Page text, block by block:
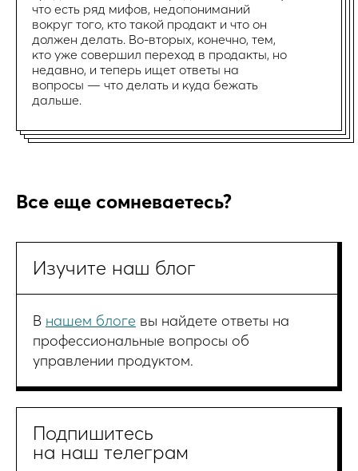
что есть ряд мифов, недопониманий
вокруг того, кто такой продакт и что он
должен делать. Во-вторых, конечно, тем,
кто уже совершил переход в продакты, но
недавно, и теперь ищет ответы на
вопросы — что делать и куда бежать
дальше.
Все еще сомневаетесь?
Изучите наш блог
В нашем блоге вы найдете ответы на
профессиональные вопросы об
управлении продуктом.
Подпишитесь
на наш телеграм